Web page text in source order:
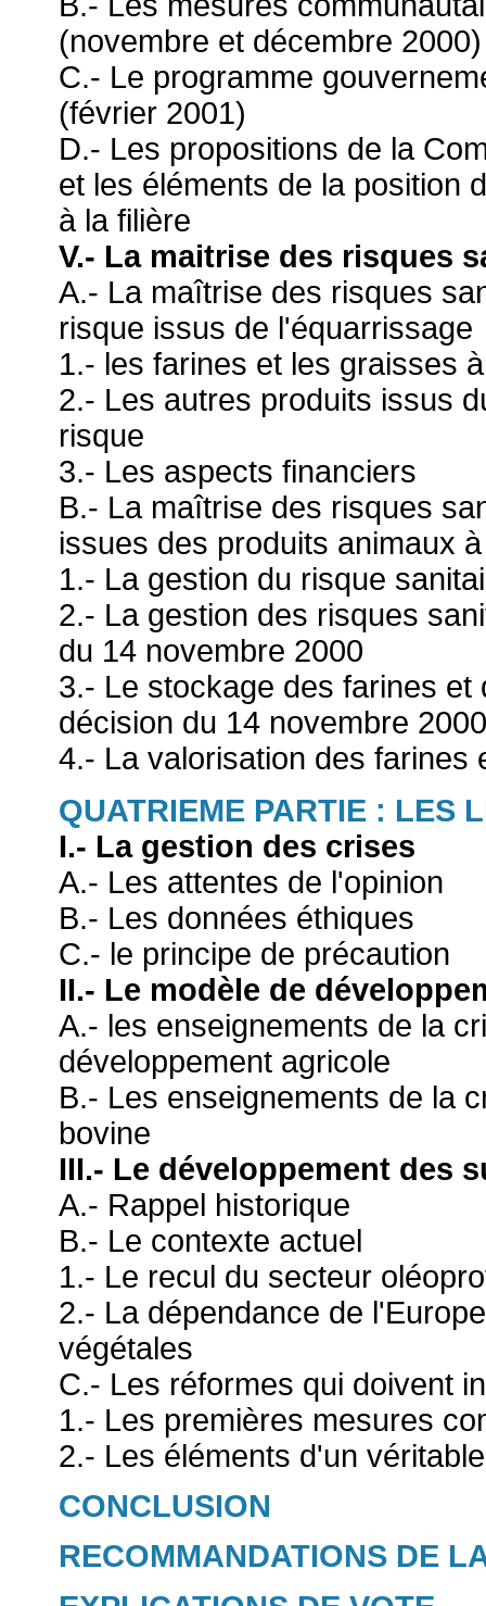
(novembre et décembre 2000)
C.- Le programme
(février 2001)
D.- Les propositions de la
et les éléments de la position
à la filière
V.- La maitrise des risques
A.- La maîtrise des risques
risque issus de l'équarrissage
1.- les farines et les graisses
2.- Les autres produits issus
risque
3.- Les aspects financiers
B.- La maîtrise des risques
issues des produits animaux
1.- La gestion du risque
2.- La gestion des risques
du 14 novembre 2000
3.- Le stockage des farines
décision du 14 novembre 2000
4.- La valorisation des farines
QUATRIEME PARTIE : LES
I.- La gestion des crises
A.- Les attentes de l'opinion
B.- Les données éthiques
C.- le principe de précaution
II.- Le modèle de
A.- les enseignements de la
développement agricole
B.- Les enseignements de la
bovine
III.- Le développement des
A.- Rappel historique
B.- Le contexte actuel
1.- Le recul du secteur
2.- La dépendance de
végétales
C.- Les réformes qui doivent
1.- Les premières mesures
2.- Les éléments d'un
CONCLUSION
RECOMMANDATIONS DE